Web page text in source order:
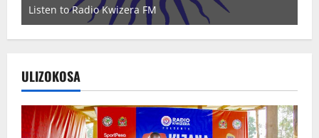
Listen to Radio Kwizera FM
ULIZOKOSA